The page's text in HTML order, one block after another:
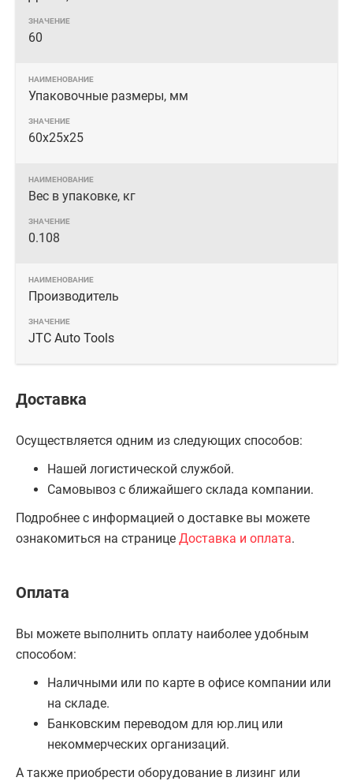
60
Упаковочные размеры, мм
60х25х25
Вес в упаковке, кг
0.108
Производитель
JTC Auto Tools
Доставка
Осуществляется одним из следующих способов:
Нашей логистической службой.
Самовывоз с ближайшего склада компании.
Подробнее с информацией о доставке вы можете
ознакомиться на странице Доставка и оплата.
Оплата
Вы можете выполнить оплату наиболее удобным
способом:
Наличными или по карте в офисе компании или
на складе.
Банковским переводом для юр.лиц или
некоммерческих организаций.
А также приобрести оборудование в лизинг или